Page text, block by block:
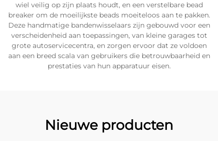
wiel veilig op zijn plaats houdt, en een verstelbare bead
breaker om de moeilijkste beads moeiteloos aan te pakken.
Deze handmatige bandenwisselaars zijn gebouwd voor een
verscheidenheid aan toepassingen, van kleine garages tot
grote autoservicecentra, en zorgen ervoor dat ze voldoen
aan een breed scala van gebruikers die betrouwbaarheid en
prestaties van hun apparatuur eisen.
Nieuwe producten